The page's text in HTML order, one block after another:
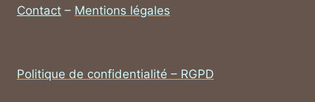
Contact – Mentions légales
Politique de confidentialité – RGPD